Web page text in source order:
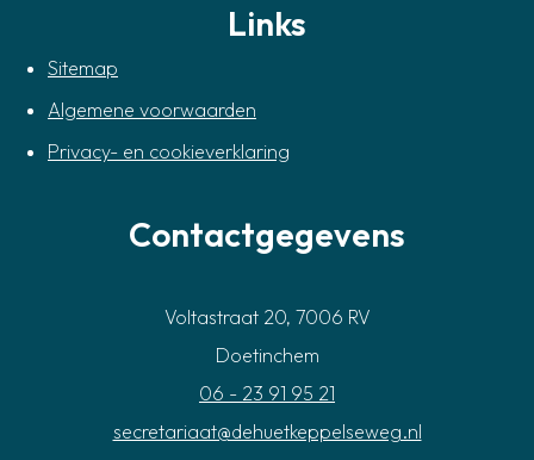
Links
Sitemap
Algemene voorwaarden
Privacy- en cookieverklaring
Contactgegevens
Voltastraat 20, 7006 RV
Doetinchem
06 - 23 91 95 21
secretariaat@dehuetkeppelseweg.nl